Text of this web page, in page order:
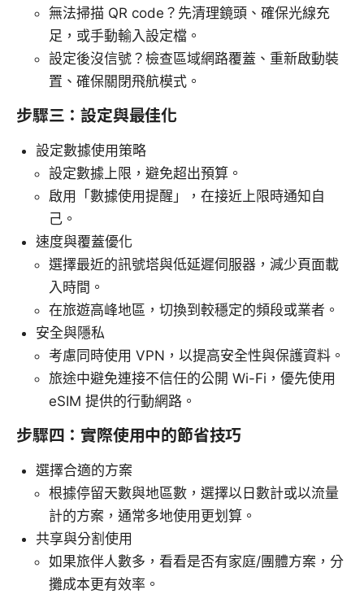
無法掃描 QR code？先清理鏡頭、確保光線充
足，或手動輸入設定檔。
設定後沒信號？檢查區域網路覆蓋、重新啟動裝
置、確保關閉飛航模式。
步驟三：設定與最佳化
設定數據使用策略
設定數據上限，避免超出預算。
啟用「數據使用提醒」，在接近上限時通知自
己。
速度與覆蓋優化
選擇最近的訊號塔與低延遲伺服器，減少頁面載
入時間。
在旅遊高峰地區，切換到較穩定的頻段或業者。
安全與隱私
考慮同時使用 VPN，以提高安全性與保護資料。
旅途中避免連接不信任的公開 Wi-Fi，優先使用
eSIM 提供的行動網路。
步驟四：實際使用中的節省技巧
選擇合適的方案
根據停留天數與地區數，選擇以日數計或以流量
計的方案，通常多地使用更划算。
共享與分割使用
如果旅伴人數多，看看是否有家庭/團體方案，分
攤成本更有效率。